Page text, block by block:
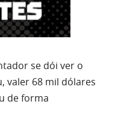
se dói ver o
valer 68 mil dólares
de forma